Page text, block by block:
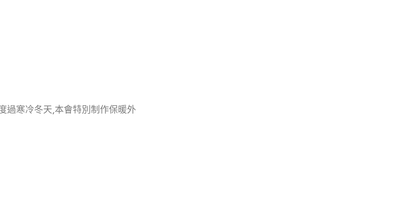
寒冷冬天,本會特別制作保暖外